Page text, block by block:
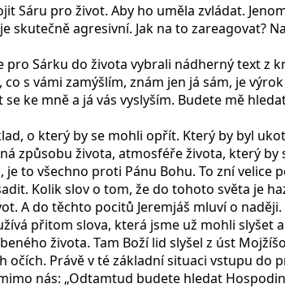
Sáru pro život. Aby ho uměla zvládat.
agresivní. Jak na to zareagovat?
Sárku do života vybrali nádherný text z
s vámi zamýšlím, znám jen já sám, je
ke mně a já vás vyslyším. Budete mě
o který by se mohli opřít. Který by byl
způsobu života, atmosféře života, který
to všechno proti Pánu Bohu. To zní velice
Kolik slov o tom, že do tohoto světa je
A do těchto pocitů Jeremjáš mluví o
přitom slova, která jsme už mohli
života. Tam Boží lid slyšel z úst
Právě v té základní situaci vstupu
nás: „Odtamtud budete hledat